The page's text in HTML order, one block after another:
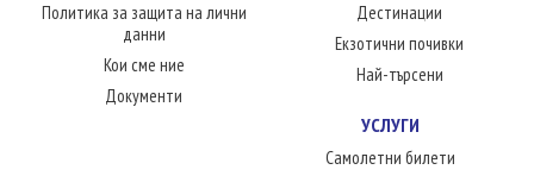
Политика за защита на лични
данни
Кои сме ние
Документи
Дестинации
Екзотични почивки
Най-търсени
УСЛУГИ
Самолетни билети